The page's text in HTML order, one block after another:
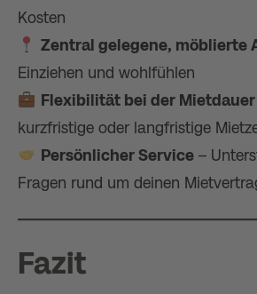
Kosten
Zentral gelegene, möblierte
Einziehen und wohlfühlen
Flexibilität bei der Mietdauer
kurzfristige oder langfristige
Persönlicher Service–
Fragen rund um deinen
Fazit